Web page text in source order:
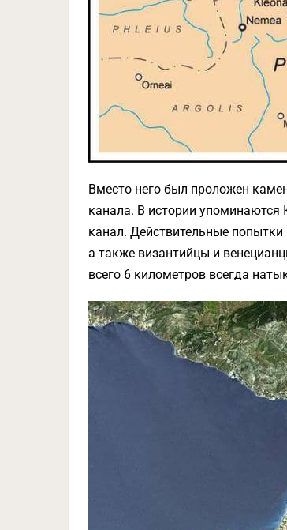
Вместо него был проложен
канала. В истории упоминаются
канал. Действительные
а также византийцы и
всего 6 километров всегда